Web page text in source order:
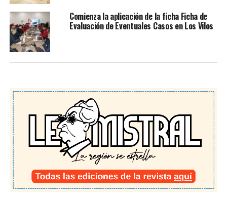
Comienza la aplicación de la ficha Ficha de
Evaluación de Eventuales Casos en Los Vilos